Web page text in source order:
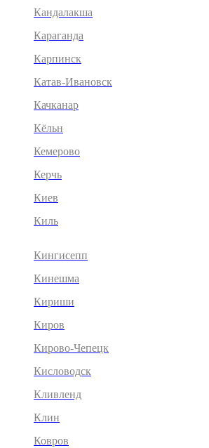
Кандалакша
Караганда
Карпинск
Катав-Ивановск
Качканар
Кёльн
Кемерово
Керчь
Киев
Киль
Кингисепп
Кинешма
Кириши
Киров
Кирово-Чепецк
Кисловодск
Кливленд
Клин
Ковров